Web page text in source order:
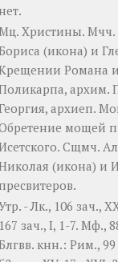
нет.
Христины. Мчч.
(икона) и
Романа
, архим.
, архиеп.
мощей
Сщмч.
(икона) и
пресвитеров.
-Лк., 106 зач.,
167 зач., I, 1-7. Мф.,
кнн.: Рим., 99